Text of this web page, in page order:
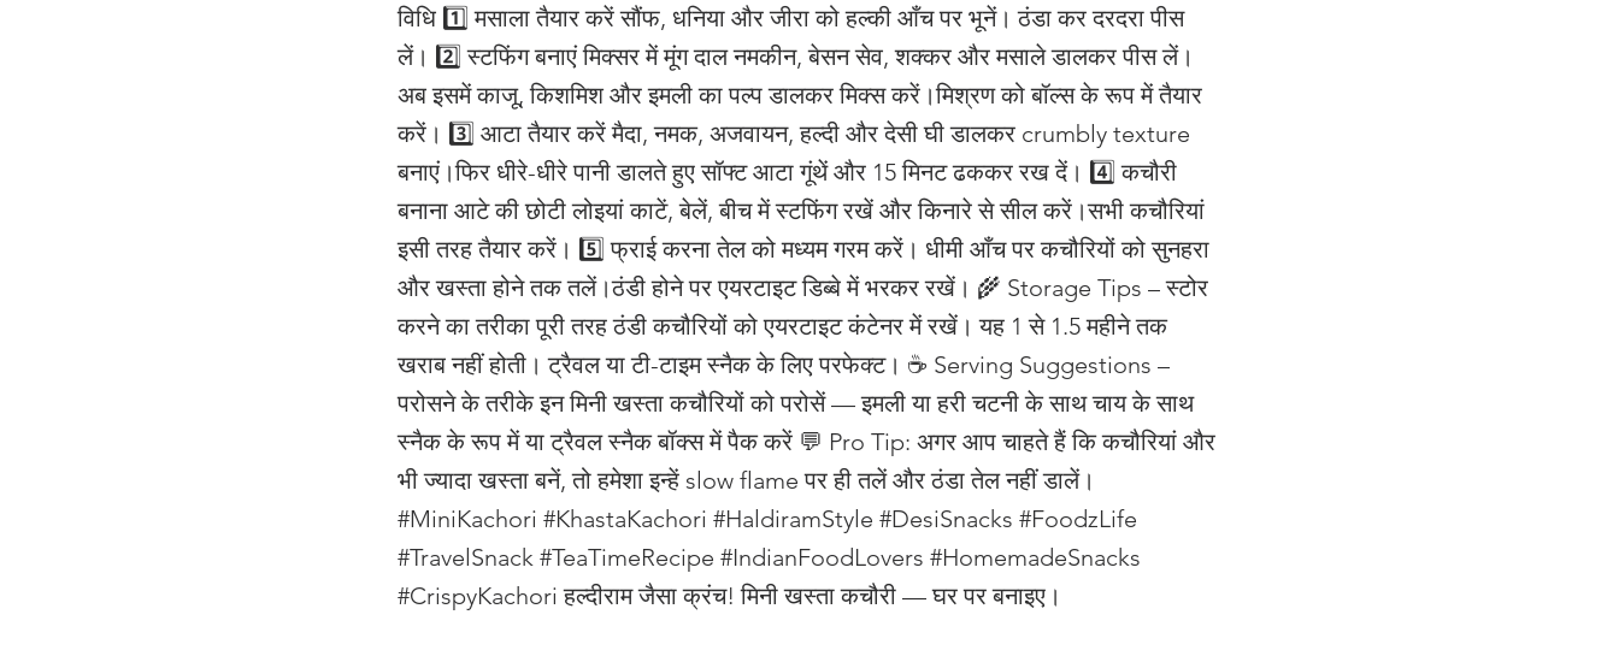
विधि 1️⃣ मसाला तैयार करें सौंफ, धनिया और जीरा को हल्की आँच पर भूनें। ठंडा कर दरदरा पीस
लें। 2️⃣ स्टफिंग बनाएं मिक्सर में मूंग दाल नमकीन, बेसन सेव, शक्कर और मसाले डालकर पीस लें।
अब इसमें काजू, किशमिश और इमली का पल्प डालकर मिक्स करें।मिश्रण को बॉल्स के रूप में तैयार
करें। 3️⃣ आटा तैयार करें मैदा, नमक, अजवायन, हल्दी और देसी घी डालकर crumbly texture
बनाएं।फिर धीरे-धीरे पानी डालते हुए सॉफ्ट आटा गूंथें और 15 मिनट ढककर रख दें। 4️⃣ कचौरी
बनाना आटे की छोटी लोइयां काटें, बेलें, बीच में स्टफिंग रखें और किनारे से सील करें।सभी कचौरियां
इसी तरह तैयार करें। 5️⃣ फ्राई करना तेल को मध्यम गरम करें। धीमी आँच पर कचौरियों को सुनहरा
और खस्ता होने तक तलें।ठंडी होने पर एयरटाइट डिब्बे में भरकर रखें। 🌾 Storage Tips – स्टोर
करने का तरीका पूरी तरह ठंडी कचौरियों को एयरटाइट कंटेनर में रखें। यह 1 से 1.5 महीने तक
खराब नहीं होती। ट्रैवल या टी-टाइम स्नैक के लिए परफेक्ट। ☕ Serving Suggestions –
परोसने के तरीके इन मिनी खस्ता कचौरियों को परोसें — इमली या हरी चटनी के साथ चाय के साथ
स्नैक के रूप में या ट्रैवल स्नैक बॉक्स में पैक करें 💬 Pro Tip: अगर आप चाहते हैं कि कचौरियां और
भी ज्यादा खस्ता बनें, तो हमेशा इन्हें slow flame पर ही तलें और ठंडा तेल नहीं डालें।
#MiniKachori #KhastaKachori #HaldiramStyle #DesiSnacks #FoodzLife
#TravelSnack #TeaTimeRecipe #IndianFoodLovers #HomemadeSnacks
#CrispyKachori हल्दीराम जैसा क्रंच! मिनी खस्ता कचौरी — घर पर बनाइए।